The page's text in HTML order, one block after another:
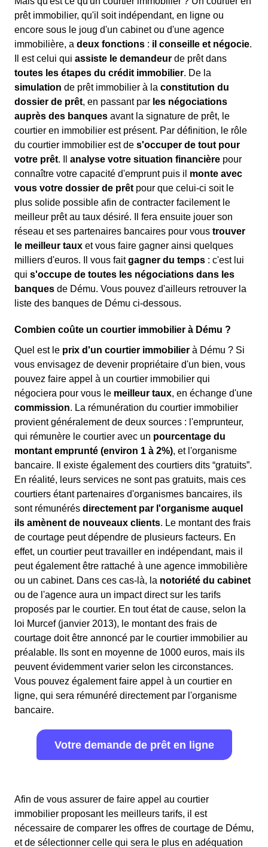
prêt immobilier, qu'il soit indépendant, en ligne ou
encore sous le joug d'un cabinet ou d'une agence
immobilière, a deux fonctions : il conseille et négocie.
Il est celui qui assiste le demandeur de prêt dans
toutes les étapes du crédit immobilier. De la
simulation de prêt immobilier à la constitution du
dossier de prêt, en passant par les négociations
auprès des banques avant la signature de prêt, le
courtier en immobilier est présent. Par définition, le rôle
du courtier immobilier est de s'occuper de tout pour
votre prêt. Il analyse votre situation financière pour
connaître votre capacité d'emprunt puis il monte avec
vous votre dossier de prêt pour que celui-ci soit le
plus solide possible afin de contracter facilement le
meilleur prêt au taux désiré. Il fera ensuite jouer son
réseau et ses partenaires bancaires pour vous trouver
le meilleur taux et vous faire gagner ainsi quelques
milliers d'euros. Il vous faitgagner du temps : c'est lui
qui s'occupe de toutes les négociations dans les
banques de Dému. Vous pouvez d'ailleurs retrouver la
liste des banques de Dému ci-dessous.
Combien coûte un courtier immobilier à Dému ?
Quel est le prix d'un courtier immobilier à Dému ? Si
vous envisagez de devenir propriétaire d'un bien, vous
pouvez faire appel à un courtier immobilier qui
négociera pour vous le meilleur taux, en échange d'une
commission. La rémunération du courtier immobilier
provient généralement de deux sources : l'emprunteur,
qui rémunère le courtier avec un pourcentage du
montant emprunté (environ 1 à 2%), et l'organisme
bancaire. Il existe également des courtiers dits “gratuits”.
En réalité, leurs services ne sont pas gratuits, mais ces
courtiers étant partenaires d'organismes bancaires, ils
sont rémunérés directement par l'organisme auquel
ils amènent de nouveaux clients. Le montant des frais
de courtage peut dépendre de plusieurs facteurs. En
effet, un courtier peut travailler en indépendant, mais il
peut également être rattaché à une agence immobilière
ou un cabinet. Dans ces cas-là, la notoriété du cabinet
ou de l'agence aura un impact direct sur les tarifs
proposés par le courtier. En tout état de cause, selon la
loi Murcef (janvier 2013), le montant des frais de
courtage doit être annoncé par le courtier immobilier au
préalable. Ils sont en moyenne de 1000 euros, mais ils
peuvent évidemment varier selon les circonstances.
Vous pouvez également faire appel à un courtier en
ligne, qui sera rémunéré directement par l'organisme
bancaire.
Votre demande de prêt en ligne
Afin de vous assurer de faire appel au courtier
immobilier proposant les meilleurs tarifs, il est
nécessaire de comparer les offres de courtage de Dému,
et de sélectionner celle qui sera le plus en adéquation